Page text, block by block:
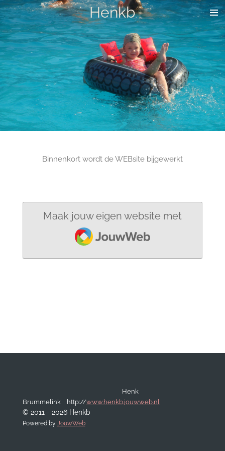
Ga
direct
naar
de
hoofdinhoud
Henkb
Binnenkort wordt de WEBsite bijgewerkt
Maak jouw eigen website met
JouwWeb
Henk
Brummelink http://www.henkb.jouwweb.nl
© 2011 - 2026 Henkb
Powered by JouwWeb